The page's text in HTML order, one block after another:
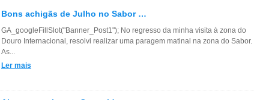
Bons achigãs de Julho no Sabor …
GA_googleFillSlot("Banner_Post1"); No regresso da minha visita à zona do
Douro Internacional, resolvi realizar uma paragem matinal na zona do Sabor.
As...
Ler mais